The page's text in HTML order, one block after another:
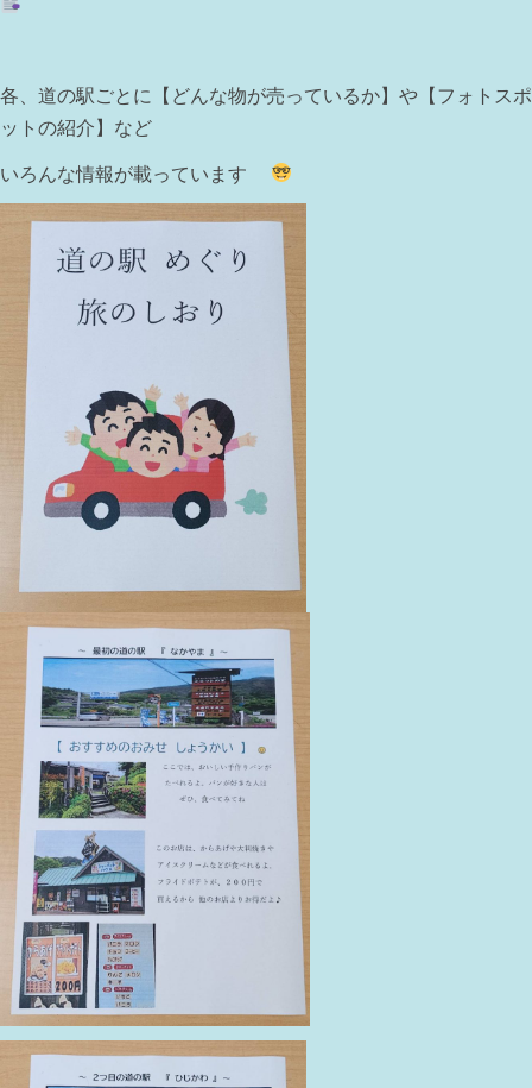
各、道の駅ごとに【どんな物が売っているか】や【フォトスポ
ットの紹介】など
いろんな情報が載っています